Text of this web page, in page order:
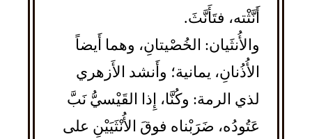
أَنَّثْته، فتَأَنَّثَ.
والأُنثَيان: الخُصْيتانِ، وهما أَيضاً
الأُذُنانِ، يمانية؛ وأَنشد الأَزهري
لذي الرمة: وكُنَّا، إِذا القَيْسيُّ نَبَّ
عَتُودُه، ضَرَبْناه فوقَ الأُنْثَيَيْنِ على